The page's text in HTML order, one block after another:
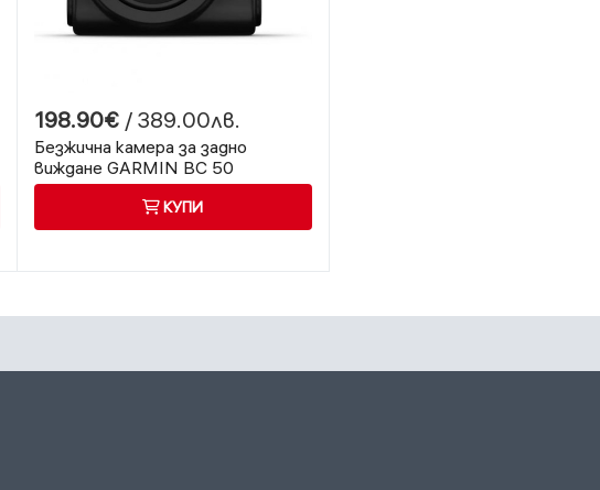
198.90€ / 389.00лв.
Безжична камера за задно
виждане GARMIN BC 50
КУПИ